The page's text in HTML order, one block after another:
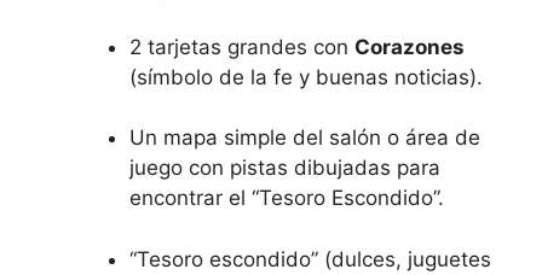
2 tarjetas grandes con Corazones
(símbolo de la fe y buenas noticias).
Un mapa simple del salón o área de
juego con pistas dibujadas para
encontrar el “Tesoro Escondido”.
“Tesoro escondido” (dulces, juguetes